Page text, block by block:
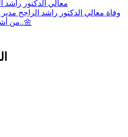
معالي الدكتور راشد
وفاة معالي الدكتور راشد الراجح
🌼من أشهر علماء الشناقطة..🌼